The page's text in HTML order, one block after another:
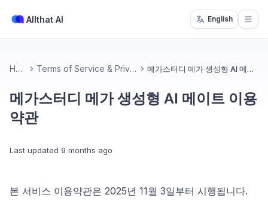
Allthat AI English
Home Terms of Service & Privacy Policy 메가스터디 메가 생성형 AI 메이트 이용약관
메가스터디 메가 생성형 AI 메이트 이용
약관
Last updated 9 months ago
본 서비스 이용약관은 2025년 11월 3일부터 시행됩니다.